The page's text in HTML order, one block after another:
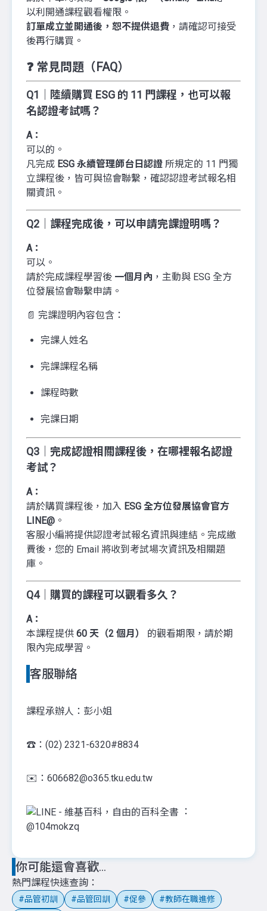
以利開通課程觀看權限。
訂單成立並開通後，恕不提供退費 ，請確認可接受
後再行購買。
❓ 常見問題（FAQ）
Q1｜陸續購買 ESG 的 11 門課程，也可以報
名認證考試嗎？
A：
可以的。
凡完成 ESG 永續管理師台日認證 所規定的 11 門獨
立課程後，皆可與協會聯繫，確認認證考試報名相
關資訊。
Q2｜課程完成後，可以申請完課證明嗎？
A：
可以。
請於完成課程學習後 一個月內 ，主動與 ESG 全方
位發展協會聯繫申請。
📄 完課證明內容包含：
完課人姓名
完課課程名稱
課程時數
完課日期
Q3｜完成認證相關課程後，在哪裡報名認證
考試？
A：
請於購買課程後，加入 ESG 全方位發展協會官方
LINE@ 。
客服小編將提供認證考試報名資訊與連結。完成繳
費後，您的 Email 將收到考試場次資訊及相關題
庫。
Q4｜購買的課程可以觀看多久？
A：
本課程提供 60 天（2 個月）
的觀看期限，請於期
限內完成學習。
客服聯絡
課程承辦人：彭小姐
☎️：(02) 2321-6320#8834
✉️：606682@o365.tku.edu.tw
：
@104mokzq
你可能還會喜歡...
熱門課程快速查詢
品管初訓 品管回訓 促參
教師在職進修